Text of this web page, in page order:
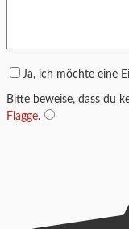
Ja, ich möchte eine
Bitte beweise, dass du
Flagge.